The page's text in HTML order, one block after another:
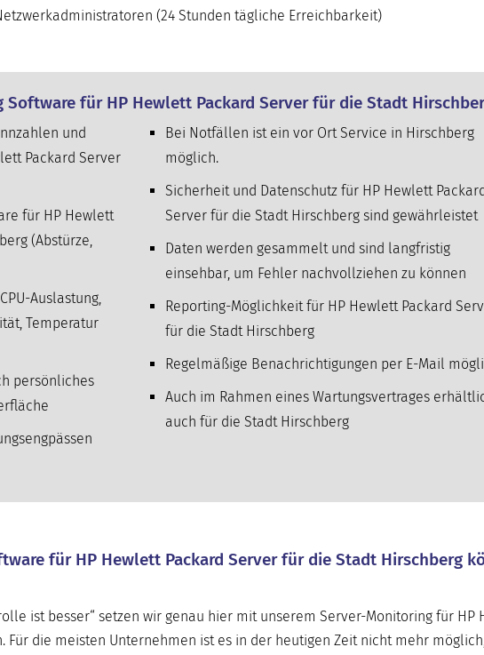
(24 Stunden tägliche Erreichbarkeit)
für HP Hewlett Packard Server für die Stadt
und
Packard Server
für HP Hewlett
(Abstürze,
Auslastung,
Temperatur
persönliches
Bei Notfällen ist ein vor Ort Service in Hirschberg
möglich.
Sicherheit und Datenschutz für HP Hewlett Packard
Server für die Stadt Hirschberg sind gewährleistet
Daten werden gesammelt und sind langfristig
einsehbar, um Fehler nachvollziehen zu können
Reporting-Möglichkeit für HP Hewlett Packard
für die Stadt Hirschberg
Regelmäßige Benachrichtigungen per E-Mail
Auch im Rahmen eines Wartungsvertrages
auch für die Stadt Hirschberg
für HP Hewlett Packard Server für die Stadt Hirschberg
ist besser“ setzen wir genau hier mit unserem Server-Monitoring für HP
Für die meisten Unternehmen ist es in der heutigen Zeit nicht mehr